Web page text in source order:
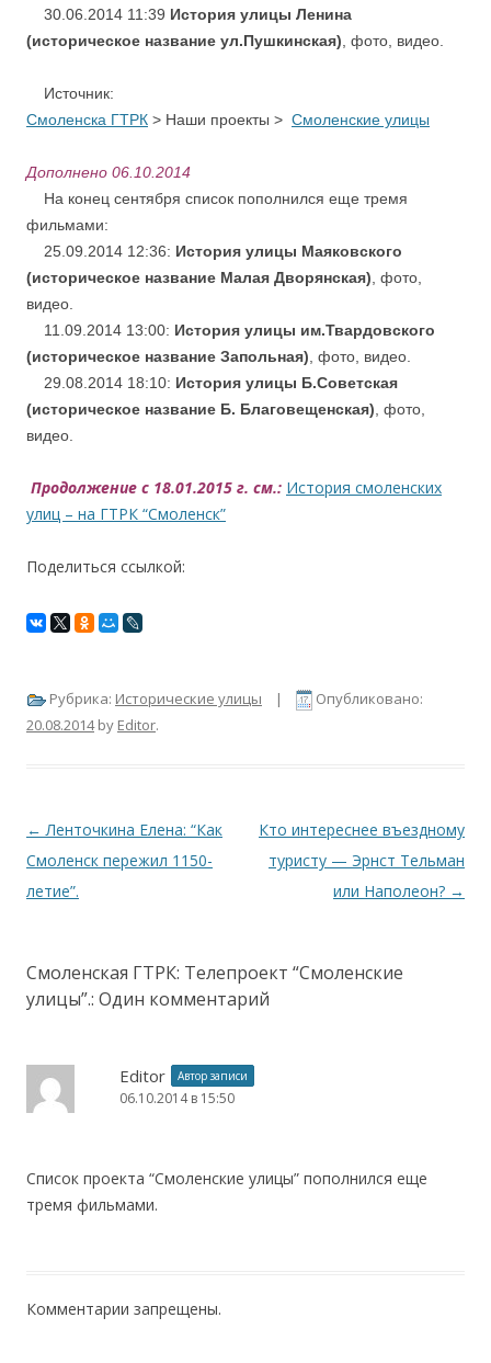
30.06.2014 11:39 История улицы Ленина
(историческое название ул.Пушкинская) , фото, видео.
Источник:
Смоленска ГТРК > Наши проекты > Смоленские улицы
Дополнено 06.10.2014
На конец сентября список пополнился еще тремя
фильмами:
25.09.2014 12:36: История улицы Маяковского
(историческое название Малая Дворянская) , фото,
видео.
11.09.2014 13:00: История улицы им.Твардовского
(историческое название Запольная) , фото, видео.
29.08.2014 18:10: История улицы Б.Советская
(историческое название Б. Благовещенская) , фото,
видео.
Продолжение с 18.01.2015 г. см.: История смоленских
улиц – на ГТРК “Смоленск”
Поделиться ссылкой:
Рубрика: Исторические улицы |
Опубликовано:
20.08.2014by Editor.
Навигация по записям
← Ленточкина Елена: “Как
Смоленск пережил 1150-
летие”.
Кто интереснее въездному
туристу — Эрнст Тельман
или Наполеон? →
Смоленская ГТРК: Телепроект “Смоленские
улицы”.: Один комментарий
Editor Автор записи
06.10.2014 в 15:50
Список проекта “Смоленские улицы” пополнился еще
тремя фильмами.
Комментарии запрещены.